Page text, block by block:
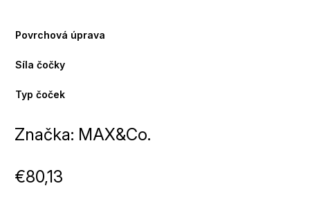
Povrchová úprava
Síla čočky
Typ čoček
Značka: MAX&Co.
€80,13